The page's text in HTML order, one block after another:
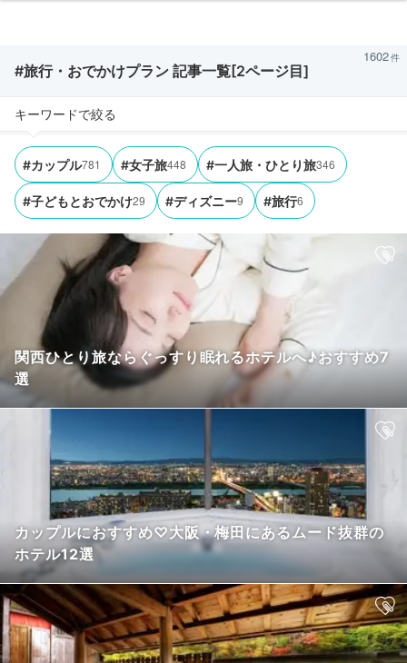
#旅行・おでかけプラン 記事一覧[2ページ目]
1602
キーワードで絞る
#カップル781 #女子旅448 #一人旅・ひとり旅346
#子どもとおでかけ29 #ディズニー9 #旅行6
関西ひとり旅ならぐっすり眠れるホテルへ♪おすすめ7
選
カップルにおすすめ♡大阪・梅田にあるムード抜群の
ホテル12選